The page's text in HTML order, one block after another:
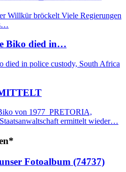
Willkür bröckelt Viele Regierungen
Biko died in…
died in police custody, South Africa
von 1977 PRETORIA,
ermittelt wieder…
Fotoalbum (74737)